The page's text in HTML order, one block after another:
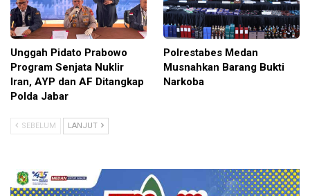
Unggah Pidato Prabowo
Program Senjata Nuklir
Iran, AYP dan AF Ditangkap
Polda Jabar
Polrestabes Medan
Musnahkan Barang Bukti
Narkoba
SEBELUM LANJUT